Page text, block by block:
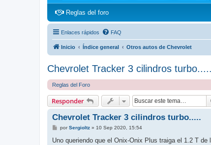
Reglas del foro(Opens a new tab)
Enlaces rápidos FAQ
Inicio Índice general Otros autos de Chevrolet
Chevrolet Tracker 3 cilindros turbo.....
Reglas del Foro
Responder
Chevrolet Tracker 3 cilindros turbo.....
M
n
porSergioltz» 10 Sep 2020, 15:54
Uno queriendo que el Onix-Onix Plus traiga el 1.2 T